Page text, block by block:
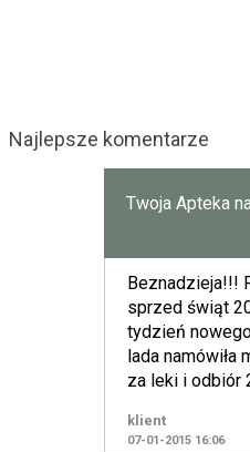
Najlepsze komentarze
Twoja Apteka
Beznadzieja!!!
sprzed świąt
tydzień
lada namówiła
za leki i odbiór
klient
07-01-2015 16:06